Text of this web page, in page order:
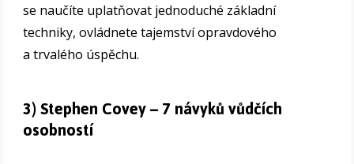
se naučíte uplatňovat jednoduché základní
techniky, ovládnete tajemství opravdového
a trvalého úspěchu.
3) Stephen Covey – 7 návyků vůdčích
osobností